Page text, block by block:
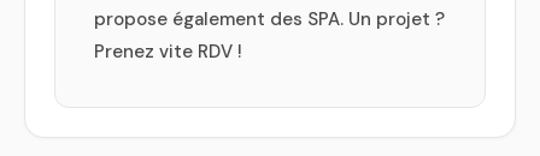
propose également des SPA. Un projet ?
Prenez vite RDV !